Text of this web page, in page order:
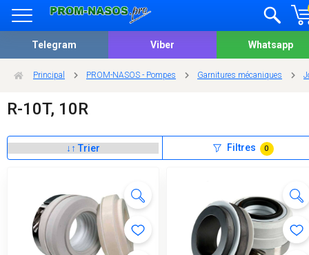
Telegram Viber Whatsapp
Principal PROM-NASOS - Pompes Garnitures mécaniques
R-10T, 10R
Filtres 0